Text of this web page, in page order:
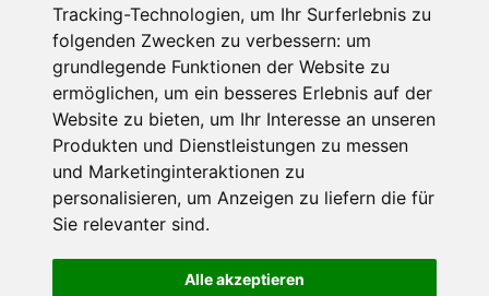
Tracking-Technologien, um Ihr Surferlebnis zu
folgenden Zwecken zu verbessern: um
grundlegende Funktionen der Website zu
ermöglichen, um ein besseres Erlebnis auf der
Website zu bieten, um Ihr Interesse an unseren
Produkten und Dienstleistungen zu messen
und Marketinginteraktionen zu
personalisieren, um Anzeigen zu liefern die für
Sie relevanter sind.
Alle akzeptieren